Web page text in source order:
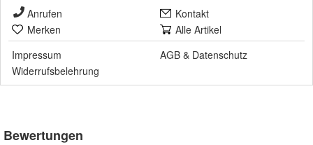
Anrufen
Kontakt
Merken
Alle Artikel
Impressum
AGB & Datenschutz
Widerrufsbelehrung
Bewertungen